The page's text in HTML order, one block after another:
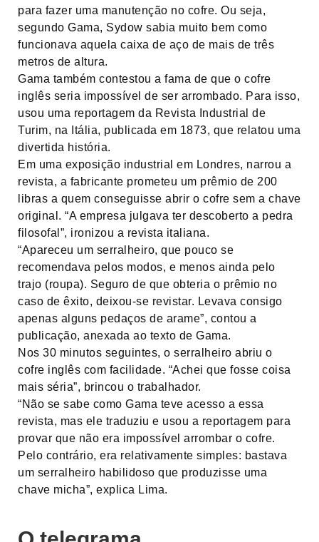
para fazer uma manutenção no cofre. Ou seja,
segundo Gama, Sydow sabia muito bem como
funcionava aquela caixa de aço de mais de três
metros de altura.
Gama também contestou a fama de que o cofre
inglês seria impossível de ser arrombado. Para isso,
usou uma reportagem da Revista Industrial de
Turim, na Itália, publicada em 1873, que relatou uma
divertida história.
Em uma exposição industrial em Londres, narrou a
revista, a fabricante prometeu um prêmio de 200
libras a quem conseguisse abrir o cofre sem a chave
original. “A empresa julgava ter descoberto a pedra
filosofal”, ironizou a revista italiana.
“Apareceu um serralheiro, que pouco se
recomendava pelos modos, e menos ainda pelo
trajo (roupa). Seguro de que obteria o prêmio no
caso de êxito, deixou-se revistar. Levava consigo
apenas alguns pedaços de arame”, contou a
publicação, anexada ao texto de Gama.
Nos 30 minutos seguintes, o serralheiro abriu o
cofre inglês com facilidade. “Achei que fosse coisa
mais séria”, brincou o trabalhador.
“Não se sabe como Gama teve acesso a essa
revista, mas ele traduziu e usou a reportagem para
provar que não era impossível arrombar o cofre.
Pelo contrário, era relativamente simples: bastava
um serralheiro habilidoso que produzisse uma
chave micha”, explica Lima.